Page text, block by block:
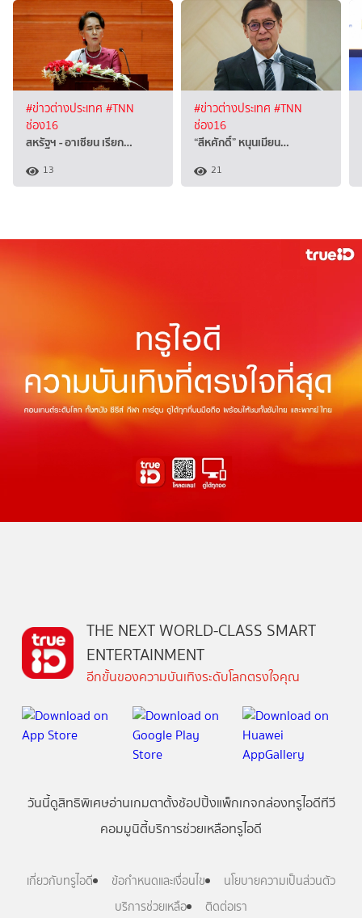
#ข่าวต่างประเทศ #TNN
ช่อง16
สหรัฐฯ - อาเซียน เรียก…
13
#ข่าวต่างประเทศ #TNN
ช่อง16
“สีหศักดิ์”​ หนุนเมียน…
21
THE NEXT WORLD-CLASS SMART
ENTERTAINMENT
อีกขั้นของความบันเทิงระดับโลกตรงใจคุณ
วันนี้ดูสิทธิพิเศษอ่านเกมตาตั้งช้อปปิ้งแพ็กเกจกล่องทรูไอดีทีวี
คอมมูนิตี้บริการช่วยเหลือทรูไอดี
เกี่ยวกับทรูไอดี ข้อกำหนดและเงื่อนไข
นโยบายความเป็นส่วนตัว
บริการช่วยเหลือ
ติดต่อเรา